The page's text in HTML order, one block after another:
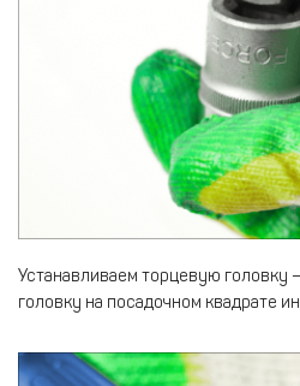
Устанавливаем торцевую головку
головку на посадочном квадрате